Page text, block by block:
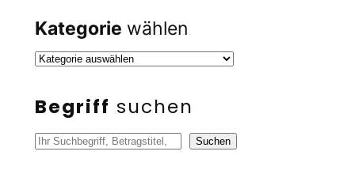
Kategorie wählen
Begriff suchen
S
Suchen